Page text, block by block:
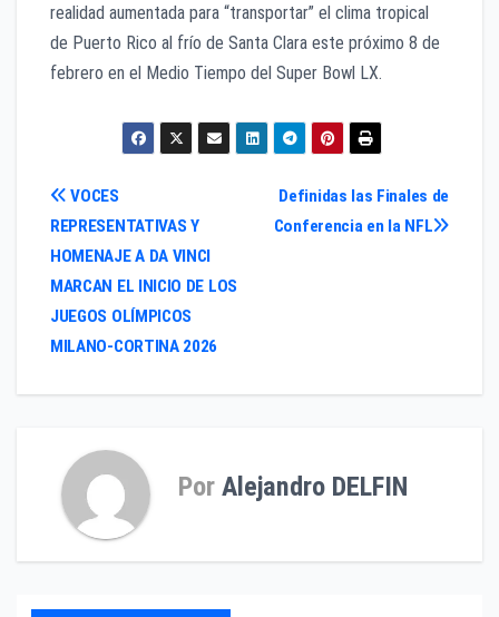
realidad aumentada para “transportar” el clima tropical
de Puerto Rico al frío de Santa Clara este próximo 8 de
febrero en el Medio Tiempo del Super Bowl LX.
Navegación
de
entradas
Definidas las Finales de
Conferencia en la NFL
VOCES
REPRESENTATIVAS Y
HOMENAJE A DA VINCI
MARCAN EL INICIO DE LOS
JUEGOS OLÍMPICOS
MILANO-CORTINA 2026
Por Alejandro DELFIN